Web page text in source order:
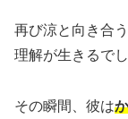
再び涼と向き合
理解が生きるでし
その瞬間、彼は